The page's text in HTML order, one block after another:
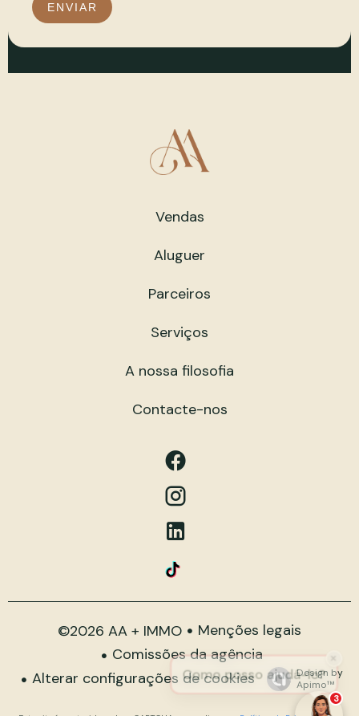
ENVIAR
Vendas
Aluguer
Parceiros
Serviços
A nossa filosofia
Contacte-nos
©2026 AA + IMMO
Menções legais
Comissões da agência
Alterar configurações de cookies
Design by
Apimo™
3